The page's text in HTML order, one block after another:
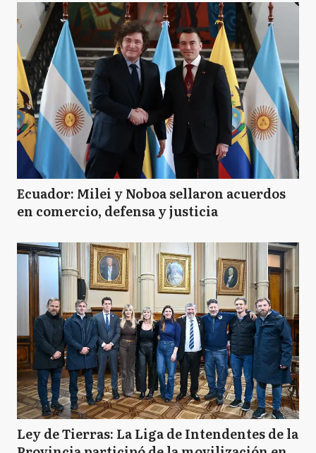
Ecuador: Milei y Noboa sellaron acuerdos
en comercio, defensa y justicia
Ley de Tierras: La Liga de Intendentes de la